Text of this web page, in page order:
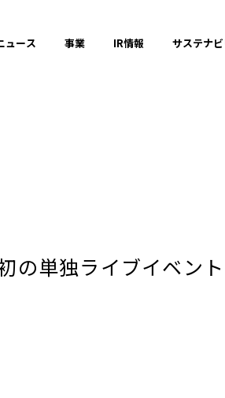
ュース 事業 IR情報 サステナ
の単独ライブイベン